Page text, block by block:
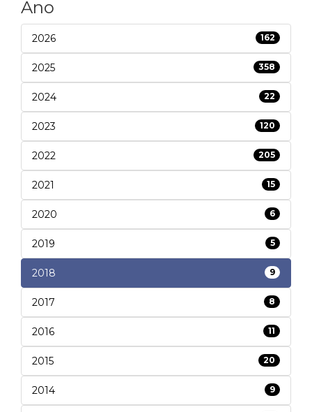
Ano
2026 162
2025 358
2024 22
2023 120
2022 205
2021 15
2020 6
2019 5
2018 9
2017 8
2016 11
2015 20
2014 9